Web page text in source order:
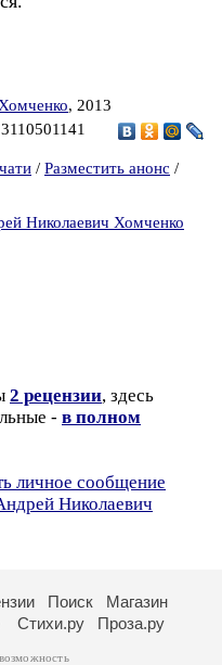
, 2013
/ Разместить анонс /
Николаевич Хомченко
2 рецензии, здесь
- в полном
личное сообщение
Николаевич
Поиск
Магазин
Стихи.ру Проза.ру